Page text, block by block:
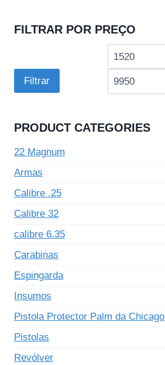
FILTRAR POR PREÇO
Preço
Filtrar
PRODUCT CATEGORIES
22 Magnum
Armas
Calibre .25
Calibre 32
calibre 6.35
Carabinas
Espingarda
Insumos
Pistola Protector Palm da Chicago
Pistolas
Revólver